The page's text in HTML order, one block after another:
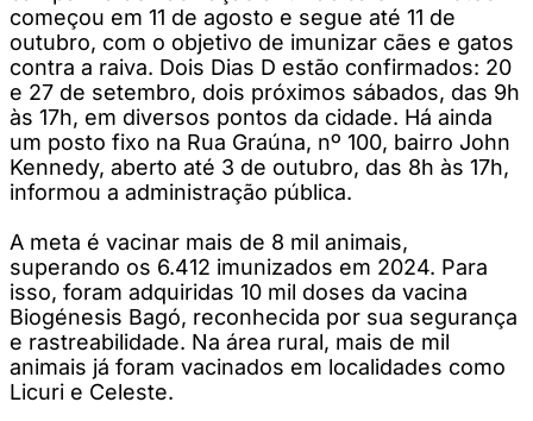
começou em 11 de agosto e segue até 11 de
outubro, com o objetivo de imunizar cães e gatos
contra a raiva. Dois Dias D estão confirmados: 20
e 27 de setembro, dois próximos sábados, das 9h
às 17h, em diversos pontos da cidade. Há ainda
um posto fixo na Rua Graúna, nº 100, bairro John
Kennedy, aberto até 3 de outubro, das 8h às 17h,
informou a administração pública.
A meta é vacinar mais de 8 mil animais,
superando os 6.412 imunizados em 2024. Para
isso, foram adquiridas 10 mil doses da vacina
Biogénesis Bagó, reconhecida por sua segurança
e rastreabilidade. Na área rural, mais de mil
animais já foram vacinados em localidades como
Licuri e Celeste.